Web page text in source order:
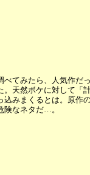
てみたら、人気作だっ
天然ボケに対して「
みまくるとは。原
なネタだ…。